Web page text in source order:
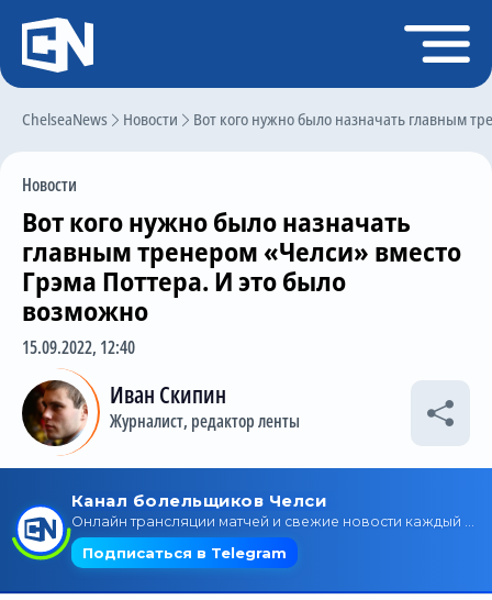
ChelseaNews Новости Вот кого нужно было назначать главным
Новости
Вот кого нужно было назначать
главным тренером «Челси» вместо
Грэма Поттера. И это было
возможно
15.09.2022, 12:40
Иван Скипин
Журналист, редактор ленты
Регистрация
Главная
Трансферы
Слухи
История Челси
Статистика
Календарь игр
Состав команды
Поиск по сайту
Трансляции